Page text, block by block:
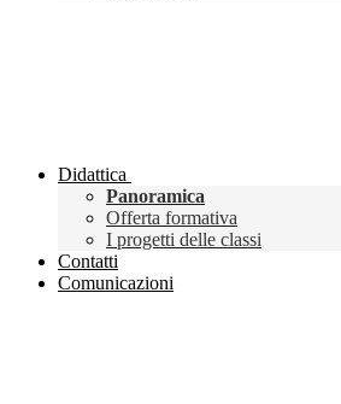
Didattica
Panoramica
Offerta formativa
I progetti delle classi
Contatti
Comunicazioni